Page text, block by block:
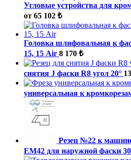
Угловые устройства для
от 65 102 ₺
Головка шлифовальная к
15, 15 Air 8 170 ₺
снятия J фаски R8 угол 20°
универсальная к
Резец №22 к
ЕМ42 для наружной фаски